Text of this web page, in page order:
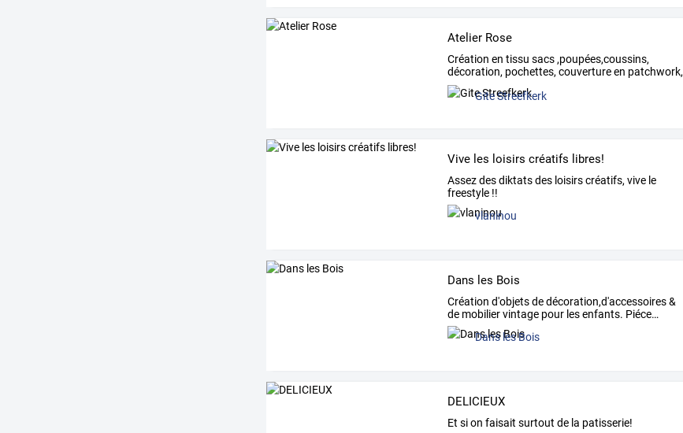
Atelier Rose
Création en tissu sacs ,poupées,coussins,
décoration, pochettes, couvertureen patchwork,
robes
Gite Streefkerk
Vive les loisirs créatifs libres!
Assez des diktats des loisirs créatifs, vive le
freestyle !!
vlaninou
Dans les Bois
Création d'objetsdedécoration,d'accessoires&
de mobiliervintage pour lesenfants. Piéce…
Dans les Bois
DELICIEUX
Et si on faisait surtout de la patisserie!